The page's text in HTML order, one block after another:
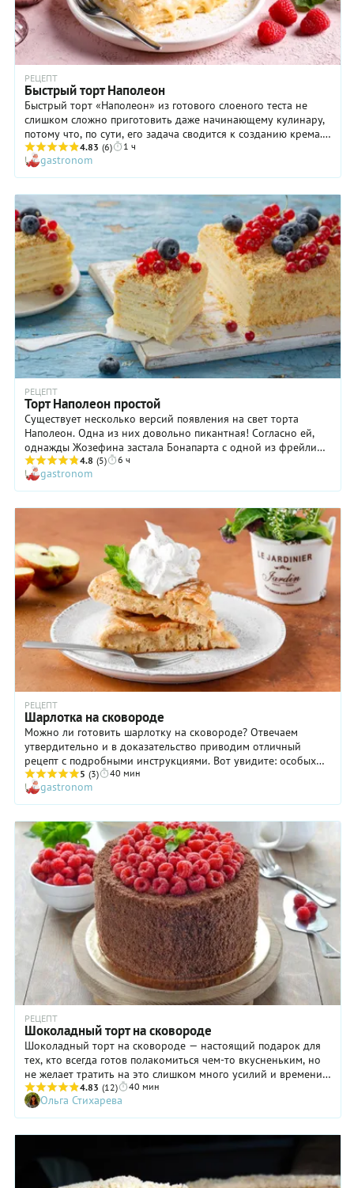
РЕЦЕПТ
Быстрый торт Наполеон
Быстрый торт «Наполеон» из готового слоеного теста не
слишком сложно приготовить даже начинающему кулинару,
потому что, по сути, его задача сводится к созданию крема.
Ну а уж испечь коржи из имеющейся основы сможет и
ребенок! Правда, процесс приготовления крема для этого
торта потребует от вас и внимания, и терпения, и
определенной сноровки. Самое главное — не отходите
далеко от плиты, пока масса варится: отвлеклись всего на
минутку, и крем уже пригорел. Если же вы все сделаете
правильно, то на столе появится настолько вкусный торт
«Наполеон», что никому и в голову не придет спрашивать
вас, сами ли вы готовили тесто или использовали готовое
слоеное.
4.83 (6) 1 ч
gastronom
РЕЦЕПТ
Торт Наполеон простой
Существует несколько версий появления на свет торта
Наполеон. Одна из них довольно пикантная! Согласно ей,
однажды Жозефина застала Бонапарта с одной из фрейлин,
и тот сказал жене, что они лишь обсуждали рецепт десерта к
ужину. После чего Наполеон вспомнил слоеное пирожное из
Неаполя и повелел повару срочно сделать такое и прослоить
масляным кремом. По другой версии, торт Наполеон был
просто придуман в ознаменовании столетия изгнания
Бонапарта из России. Правда, это были слоеные пирожные с
кремом, имеющие треугольную форму, напоминающую о
шляпе Наполеона. Затем мини-версия выросла в круглый
торт, который все мы знаем и любим. Предлагаем вариант
простого торта Наполеон, с которым справится даже
начинающая хозяйка.
4.8 (5) 6 ч
gastronom
РЕЦЕПТ
Шарлотка на сковороде
Можно ли готовить шарлотку на сковороде? Отвечаем
утвердительно и в доказательство приводим отличный
рецепт с подробными инструкциями. Вот увидите: особых
вкусовых различий никто не заметит. Ну а хозяйка
порадуется, что приготовление любимой шарлотки стало
еще проще. Конечно, включить духовку — не слишком
сложная задача. Но вот, например, летом такой «подогрев»
квартиры мало кому понравится. Если же вы будете готовить
шарлотку на сковороде, на температуре в помещении это
отразится не сильно, но близкие получат к чаю
замечательный пирог с любимым яблочным вкусом.
5 (3) 40 мин
gastronom
РЕЦЕПТ
Шоколадный торт на сковороде
Шоколадный торт на сковороде — настоящий подарок для
тех, кто всегда готов полакомиться чем-то вкусненьким, но
не желает тратить на это слишком много усилий и времени.
Кстати, если у вас в доме вдруг нет духовки — не беда: наш
рецепт и не предполагает ее использования. Вы не поверите,
но коржи торта готовятся просто на сковороде! С созданием
крема тоже не придется мудрить: берете сметану и
кремом коржи шоколадного торта, приготовленные на
сковороде, сложить их друг на друга, украсить по желанию и
4.83 (12) 40 мин
Ольга Стихарева